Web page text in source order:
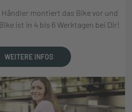
montiert das Bike vor und
ist in 4 bis 6 Werktagen bei Dir!
WEITERE INFOS